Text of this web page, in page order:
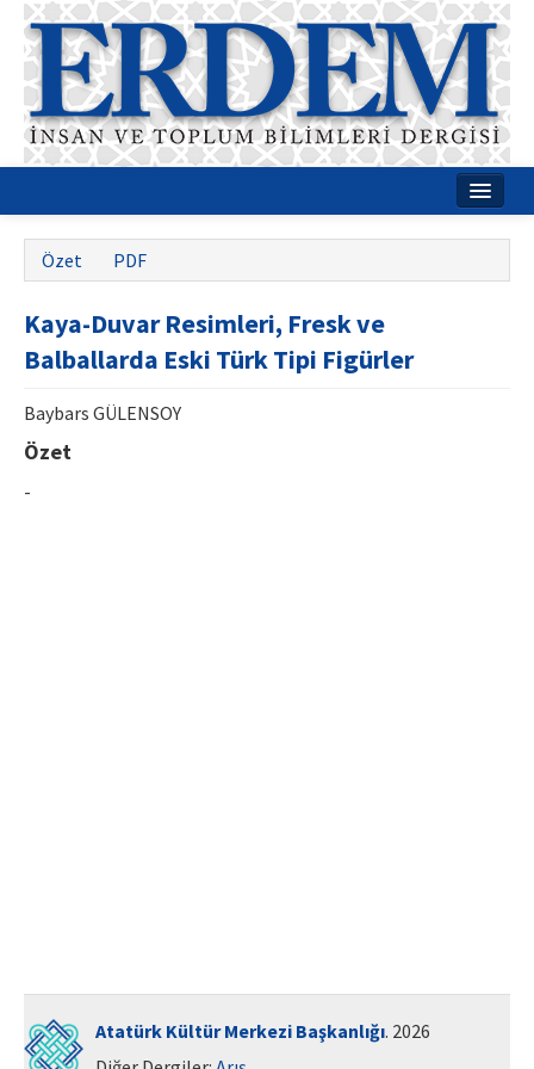
Hakkımızda
Dergi Kurulları
Rehberler
Yayın Politikaları
Özet PDF
Kaya-Duvar Resimleri, Fresk ve
Balballarda Eski Türk Tipi Figürler
Baybars GÜLENSOY
Özet
-
Atatürk Kültür Merkezi Başkanlığı. 2026